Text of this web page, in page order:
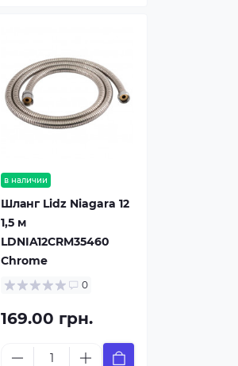
в наличии
Шланг Lidz Niagara 12
1,5 м
LDNIA12CRM35460
Chrome
0
169.00 грн.